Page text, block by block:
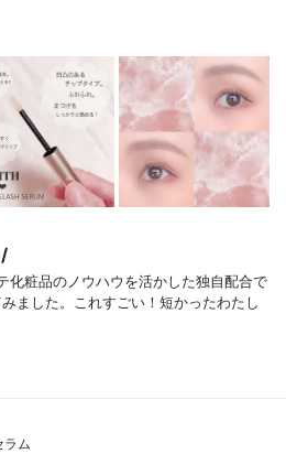
化粧品のノウハウを活かした独自配合で
ㅤㅤㅤㅤㅤㅤㅤㅤㅤㅤㅤこれすごい！短かったわたし
ラム